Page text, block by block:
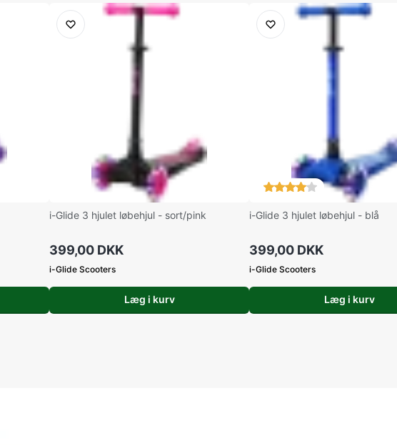
i-Glide 3 hjulet løbehjul - sort/pink
399,00 DKK
i-Glide Scooters
Læg i kurv
i-Glide 3 hjulet løbehjul - blå
399,00 DKK
i-Glide Scooters
Læg i kurv